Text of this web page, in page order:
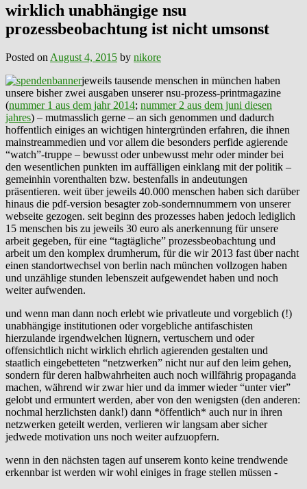
wirklich unabhängige nsu
prozessbeobachtung ist nicht umsonst
Posted onAugust 4, 2015 by nikore
jeweils tausende menschen in münchen haben
unsere bisher zwei ausgaben unserer nsu-prozess-printmagazine
(nummer 1 aus dem jahr 2014; nummer 2 aus dem juni diesen
jahres) – mutmasslich gerne – an sich genommen und dadurch
hoffentlich einiges an wichtigen hintergründen erfahren, die ihnen
mainstreammedien und vor allem die besonders perfide agierende
“watch”-truppe – bewusst oder unbewusst mehr oder minder bei
den wesentlichen punkten im auffälligen einklang mit der politik –
gemeinhin vorenthalten bzw. bestenfalls in andeutungen
präsentieren. weit über jeweils 40.000 menschen haben sich darüber
hinaus die pdf-version besagter zob-sondernnummern von unserer
webseite gezogen. seit beginn des prozesses haben jedoch lediglich
15 menschen bis zu jeweils 30 euro als anerkennung für unsere
arbeit gegeben, für eine “tagtägliche” prozessbeobachtung und
arbeit um den komplex drumherum, für die wir 2013 fast über nacht
einen standortwechsel von berlin nach münchen vollzogen haben
und unzählige stunden lebenszeit aufgewendet haben und noch
weiter aufwenden.
und wenn man dann noch erlebt wie privatleute und vorgeblich (!)
unabhängige institutionen oder vorgebliche antifaschisten
hierzulande irgendwelchen lügnern, vertuschern und oder
offensichtlich nicht wirklich ehrlich agierenden gestalten und
staatlich eingebetteten “netzwerken” nicht nur auf den leim gehen,
sondern für deren halbwahrheiten auch noch willfährig propaganda
machen, während wir zwar hier und da immer wieder “unter vier”
gelobt und ermuntert werden, aber von den wenigsten (den anderen:
nochmal herzlichsten dank!) dann *öffentlich* auch nur in ihren
netzwerken geteilt werden, verlieren wir langsam aber sicher
jedwede motivation uns noch weiter aufzuopfern.
wenn in den nächsten tagen auf unserem konto keine trendwende
erkennbar ist werden wir wohl einiges in frage stellen müssen -